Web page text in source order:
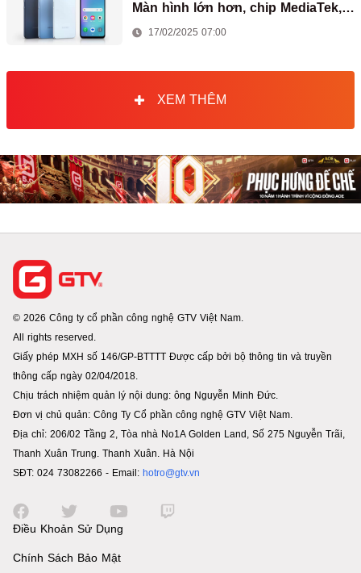
Màn hình lớn hơn, chip MediaTek,
17/02/2025 07:00
XEM THÊM
© 2026 Công ty cổ phần công nghệ GTV Việt Nam.
All rights reserved.
Giấy phép MXH số 146/GP-BTTTT Được cấp bởi bộ thông tin và truyền
thông cấp ngày 02/04/2018.
Chịu trách nhiệm quản lý nội dung: ông Nguyễn Minh Đức.
Đơn vị chủ quản: Công Ty Cổ phần công nghệ GTV Việt Nam.
Địa chỉ: 206/02 Tầng 2, Tòa nhà No1A Golden Land, Số 275 Nguyễn Trãi,
Thanh Xuân Trung. Thanh Xuân. Hà Nội
SĐT: 024 73082266 - Email: hotro@gtv.vn
Điều Khoản Sử Dụng
Chính Sách Bảo Mật